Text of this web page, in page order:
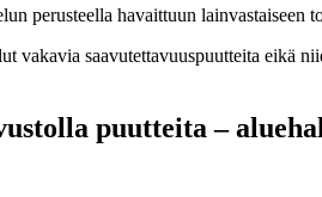
perusteella havaittuun lainvastaiseen
vakavia saavutettavuuspuutteita
puutteita –